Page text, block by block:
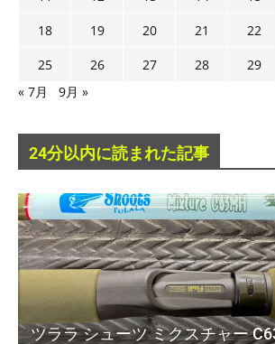
18
19 20 21 22
25
26 27 28 29
« 7月
9月 »
24分以内に読まれた記事
ツララ シューツ ミクスチャー